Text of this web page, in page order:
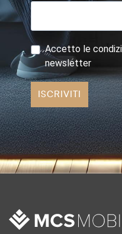
Accetto le
newsletter
ISCRIVITI